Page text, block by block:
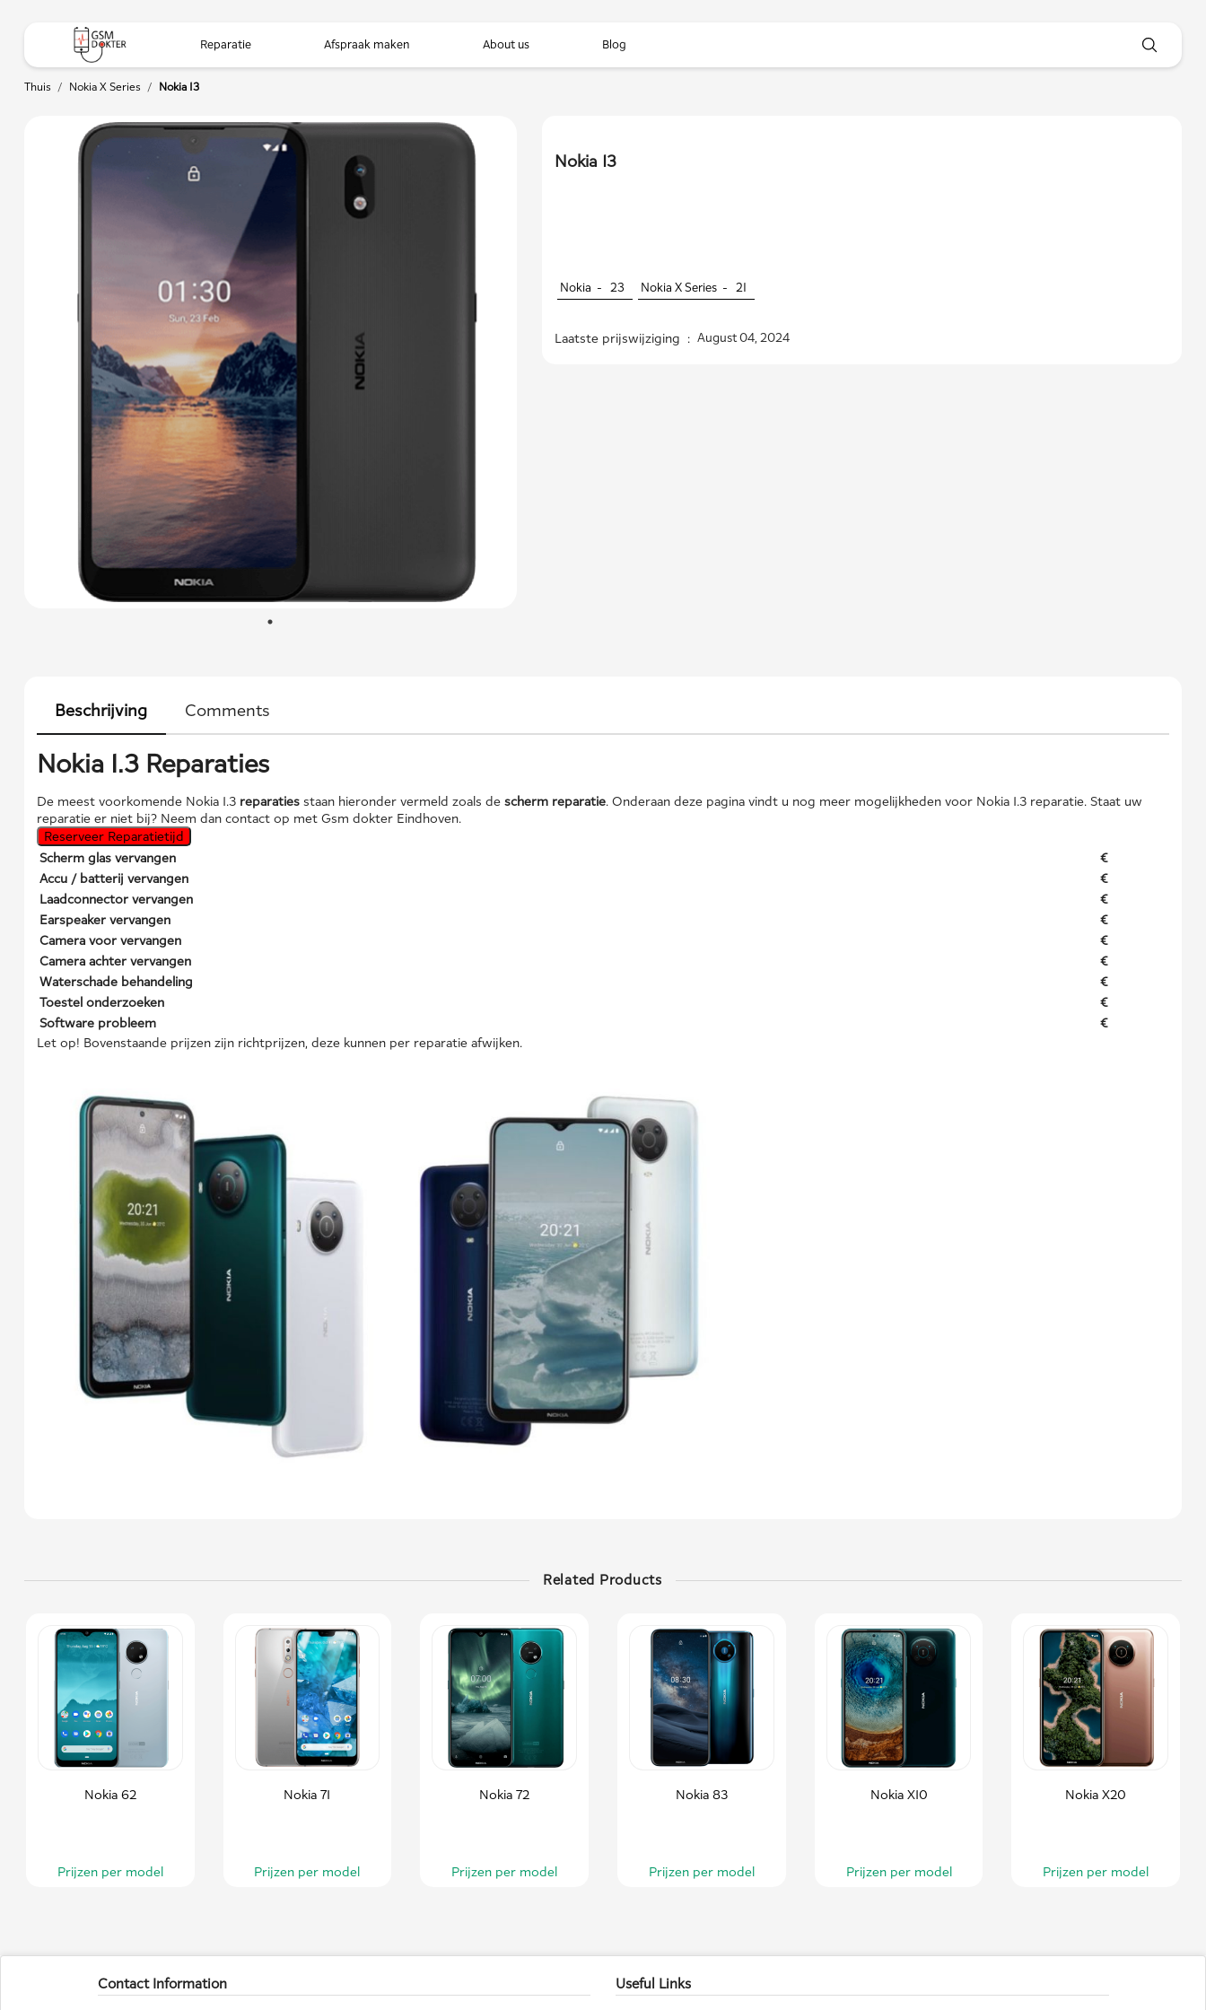
Reparatie Afspraak maken About us Blog
Thuis / Nokia X Series / Nokia 13
Nokia 13
Nokia - 23 Nokia X Series - 21
Laatste prijswijziging : August 04, 2024
Beschrijving Comments
Nokia 1.3 Reparaties
De meest voorkomende Nokia 1.3 reparatiesstaan hieronder vermeld zoals de scherm reparatie. Onderaan deze pagina vindt u nog meer mogelijkheden voor Nokia 1.3 reparatie. Staat uw
reparatie er niet bij? Neem dan contact op met Gsm dokter Eindhoven.
Reserveer Reparatietijd
Scherm glas vervangen
€
Accu / batterij vervangen
€
Laadconnector vervangen
€
Earspeaker vervangen
€
Camera voor vervangen
€
Camera achter vervangen
€
Waterschade behandeling
€
Toestel onderzoeken
€
Software probleem
€
Let op! Bovenstaande prijzen zijn richtprijzen, deze kunnen per reparatie afwijken.
Related Products
Nokia 62
Prijzen per model
Nokia 71
Prijzen per model
Nokia 72
Prijzen per model
Nokia 83
Prijzen per model
Nokia X10
Prijzen per model
Nokia X20
Prijzen per model
Contact Information Useful Links